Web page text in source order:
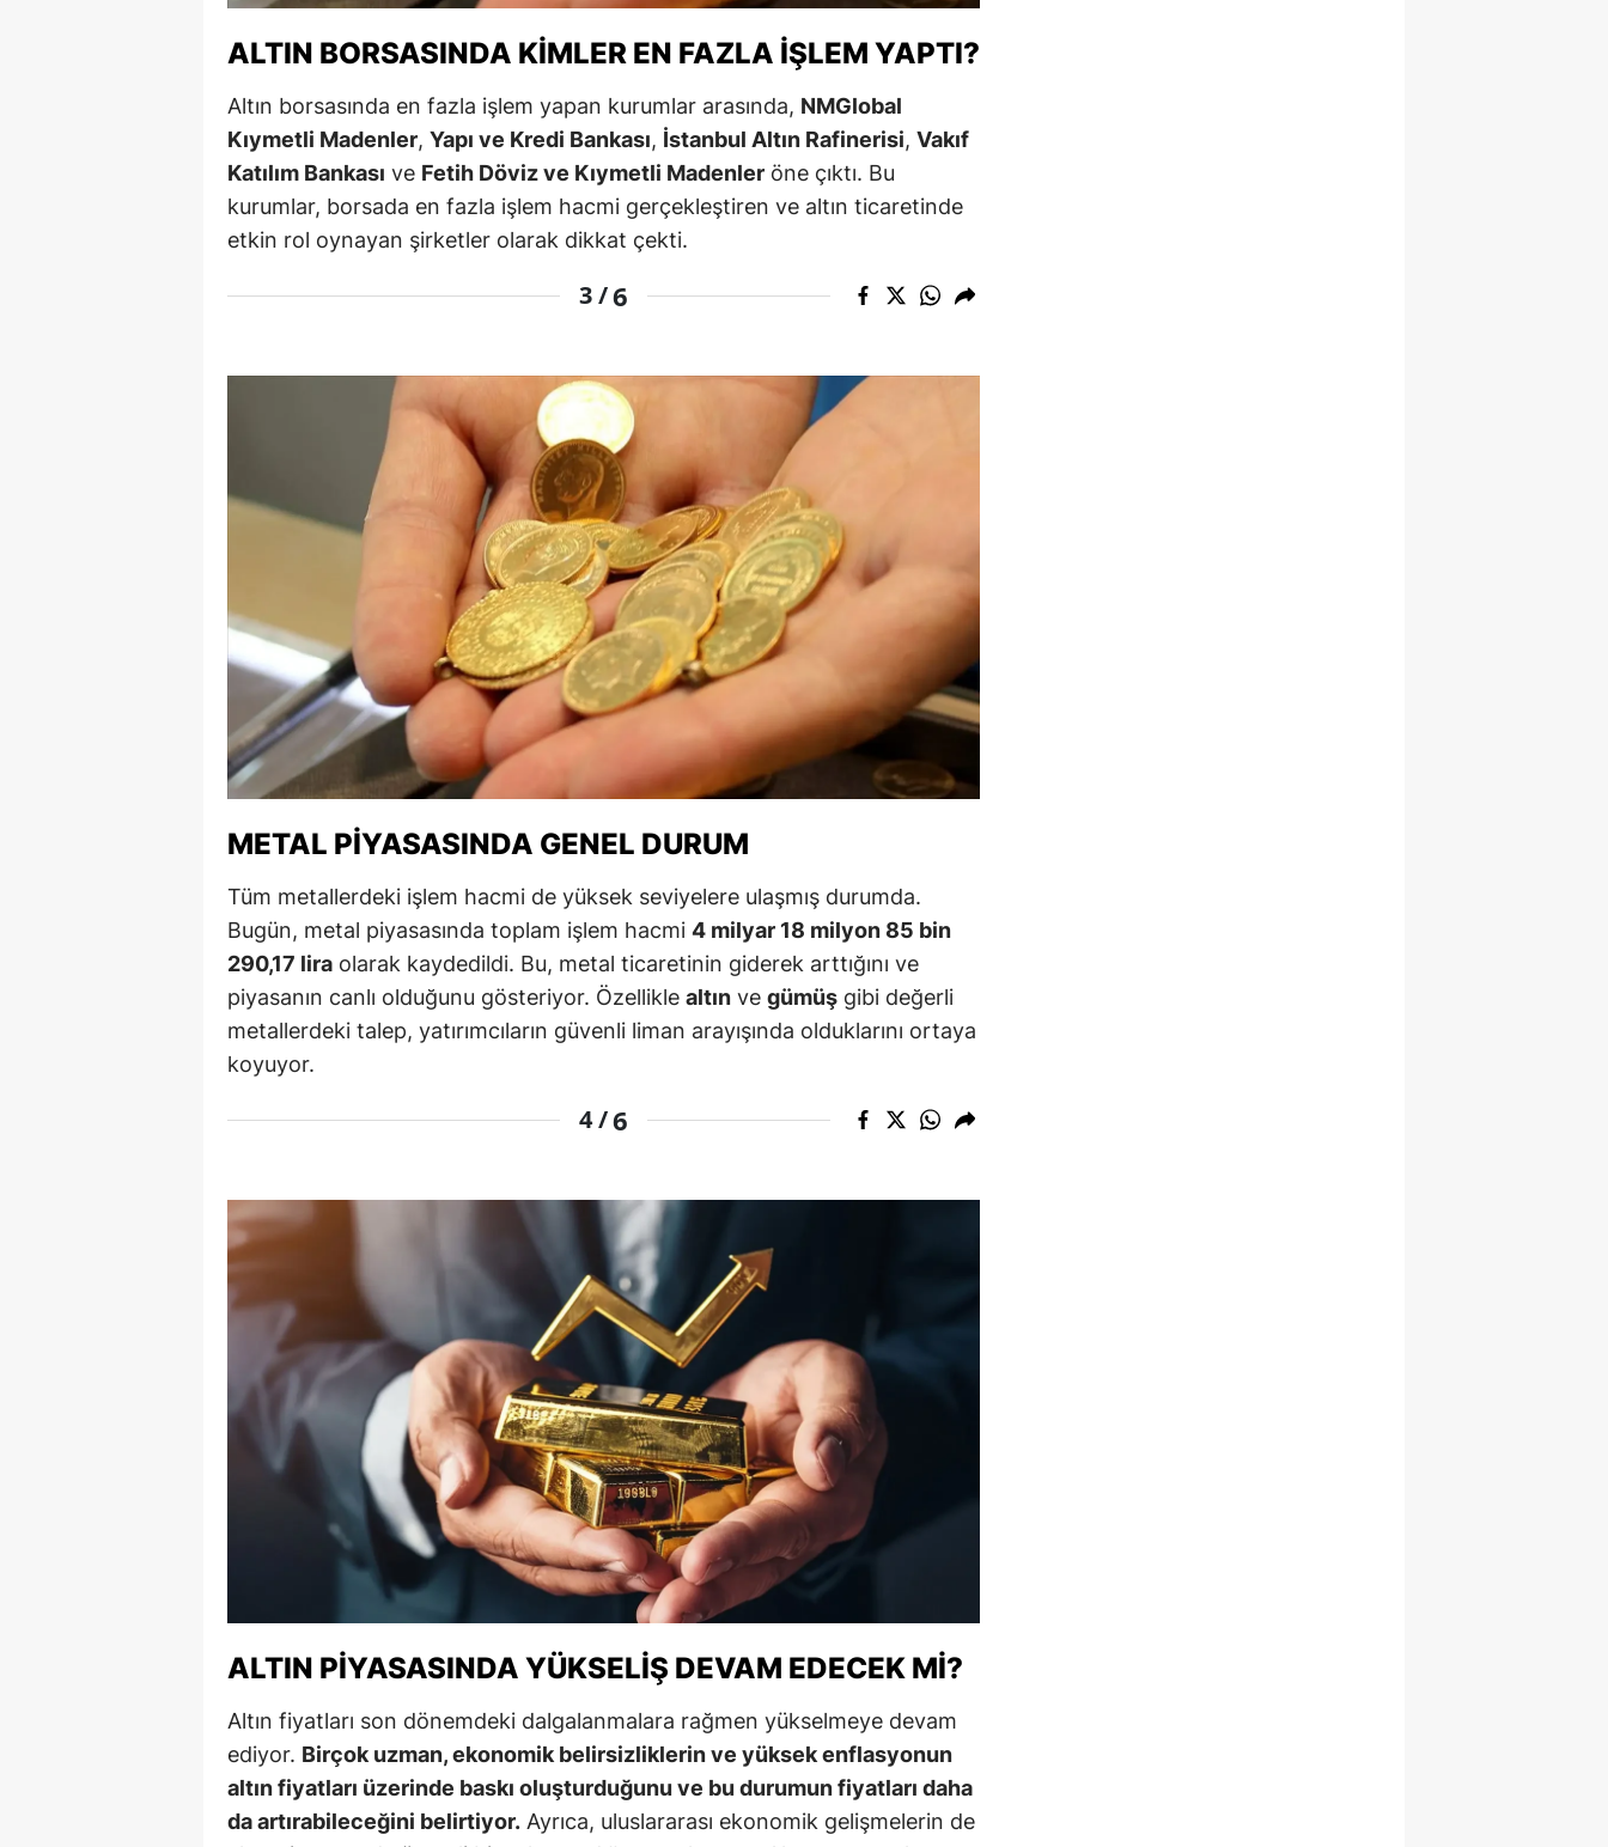
Nevşehir
Ordu
Rize
Sakarya
Sinop
Sivas
Tekirdağ
Tokat
Trabzon
Tunceli
Şanlıurfa
Uşak
Aksaray
Bayburt
Karaman
Batman
Ardahan
Iğdır
Yalova
Karabük
Kilis
Osmaniye
Düzce
ALTIN BORSASINDA KIMLER EN FAZLA İŞLEM YAPTI?
Altın borsasında en fazla işlem yapan kurumlar arasında, NMGlobal
Kıymetli Madenler, Yapı ve Kredi Bankası, İstanbul Altın Rafinerisi, Vakıf
Katılım Bankası ve Fetih Döviz ve Kıymetli Madenler öne çıktı. Bu
kurumlar, borsada en fazla işlem hacmi gerçekleştiren ve altın ticaretinde
etkin rol oynayan şirketler olarak dikkat çekti.
3 /6
METAL PIYASASINDA GENEL DURUM
Tüm metallerdeki işlem hacmi de yüksek seviyelere ulaşmış durumda.
Bugün, metal piyasasında toplam işlem hacmi 4 milyar 18 milyon 85 bin
290,17 lira olarak kaydedildi. Bu, metal ticaretinin giderek arttığını ve
piyasanın canlı olduğunu gösteriyor. Özellikle altın ve gümüş gibi değerli
metallerdeki talep, yatırımcıların güvenli liman arayışında olduklarını ortaya
koyuyor.
4 /6
ALTIN PIYASASINDA YÜKSELIŞ DEVAM EDECEK MI?
Altın fiyatları son dönemdeki dalgalanmalara rağmen yükselmeye devam
ediyor. Birçok uzman, ekonomik belirsizliklerin ve yüksek enflasyonun
altın fiyatları üzerinde baskı oluşturduğunu ve bu durumun fiyatları daha
da artırabileceğini belirtiyor. Ayrıca, uluslararası ekonomik gelişmelerin de